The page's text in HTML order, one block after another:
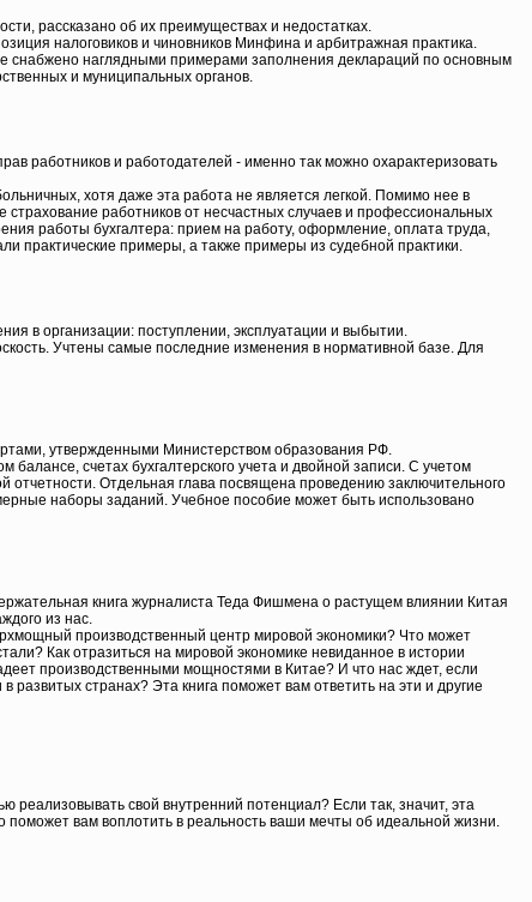
рассказано об их преимуществах и недостатках.
налоговиков и чиновников Минфина и арбитражная практика.
снабжено наглядными примерами заполнения деклараций по основным
и муниципальных органов.
работников и работодателей - именно так можно охарактеризовать
хотя даже эта работа не является легкой. Помимо нее в
работников от несчастных случаев и профессиональных
работы бухгалтера: прием на работу, оформление, оплата труда,
практические примеры, а также примеры из судебной практики.
в организации: поступлении, эксплуатации и выбытии.
Учтены самые последние изменения в нормативной базе. Для
утвержденными Министерством образования РФ.
балансе, счетах бухгалтерского учета и двойной записи. С учетом
отчетности. Отдельная глава посвящена проведению заключительного
наборы заданий. Учебное пособие может быть использовано
книга журналиста Теда Фишмена о растущем влиянии Китая
из нас.
производственный центр мировой экономики? Что может
Как отразиться на мировой экономике невиданное в истории
производственными мощностями в Китае? И что нас ждет, если
странах? Эта книга поможет вам ответить на эти и другие
реализовывать свой внутренний потенциал? Если так, значит, эта
вам воплотить в реальность ваши мечты об идеальной жизни.